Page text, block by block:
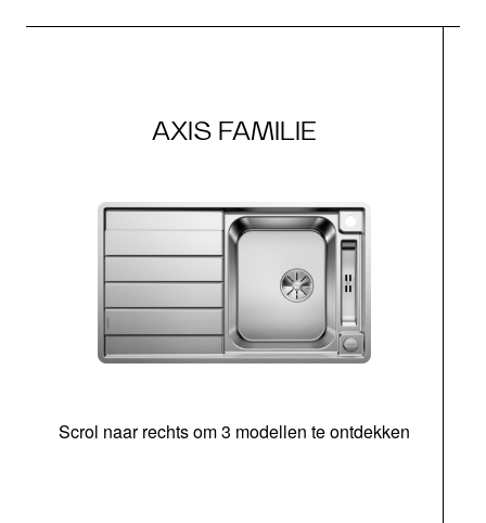
AXIS FAMILIE
Scrol naar rechts om 3 modellen te ontdekken